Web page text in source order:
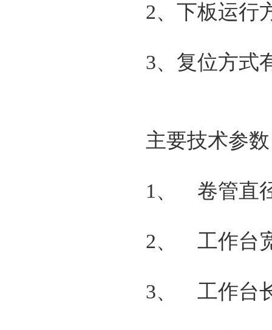
2、下板运行
3、复位方式
主要技术参
1、 卷管直
2、 工作台
3、 工作台